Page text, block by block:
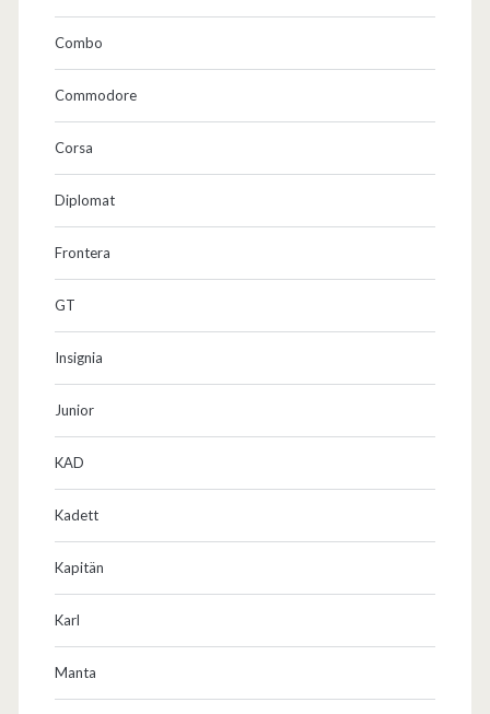
Combo
Commodore
Corsa
Diplomat
Frontera
GT
Insignia
Junior
KAD
Kadett
Kapitän
Karl
Manta